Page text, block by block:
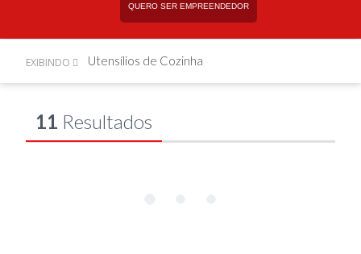
QUERO SER EMPREENDEDOR
EXIBINDO Utensílios de Cozinha
11 Resultados